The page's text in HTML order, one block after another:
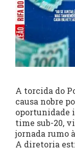
A torcida do
causa nobre
oportunidade
time sub-20,
jornada rumo
A diretoria